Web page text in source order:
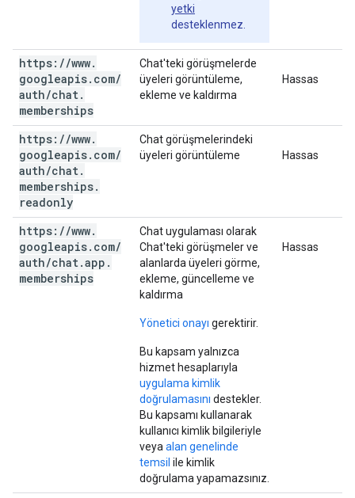
yetki
desteklenmez.
https: //www.
googleapis. com/
auth/chat.
memberships
Chat'teki görüşmelerde
üyeleri görüntüleme,
ekleme ve kaldırma
Hassas
https: //www.
googleapis. com/
auth/chat.
memberships.
readonly
Chat görüşmelerindeki
üyeleri görüntüleme
Hassas
https: //www.
googleapis. com/
auth/chat.app .
memberships
Chat uygulaması olarak
Chat'teki görüşmeler ve
alanlarda üyeleri görme,
ekleme, güncelleme ve
kaldırma
Yönetici onayı gerektirir.
Bu kapsam yalnızca
hizmet hesaplarıyla
uygulama kimlik
doğrulamasını destekler.
Bu kapsamı kullanarak
kullanıcı kimlik bilgileriyle
veya alan genelinde
temsil ile kimlik
doğrulama yapamazsınız.
Hassas